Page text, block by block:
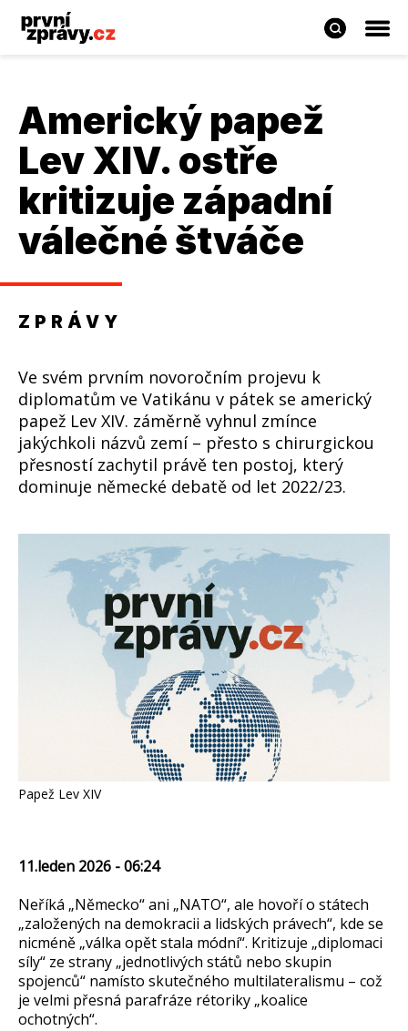
Americký papež
Lev XIV. ostře
kritizuje západní
válečné štváče
ZPRÁVY
Ve svém prvním novoročním projevu k
diplomatům ve Vatikánu v pátek se americký
papež Lev XIV. záměrně vyhnul zmínce
jakýchkoli názvů zemí – přesto s chirurgickou
přesností zachytil právě ten postoj, který
dominuje německé debatě od let 2022/23.
Papež Lev XIV
11.leden 2026 - 06:24
Neříká „Německo“ ani „NATO“, ale hovoří o státech
„založených na demokracii a lidských právech“, kde se
nicméně „válka opět stala módní“. Kritizuje „diplomaci
síly“ ze strany „jednotlivých států nebo skupin
spojenců“ namísto skutečného multilateralismu – což
je velmi přesná parafráze rétoriky „koalice
ochotných“.